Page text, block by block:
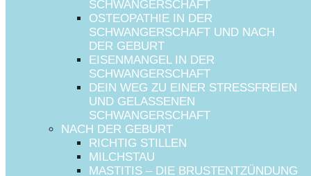
SCHWANGERSCHAFT
OSTEOPATHIE IN DER
SCHWANGERSCHAFT UND NACH
DER GEBURT
EISENMANGEL IN DER
SCHWANGERSCHAFT
DEIN WEG ZU EINER STRESSFREIEN
UND GELASSENEN
SCHWANGERSCHAFT
NACH DER GEBURT
RICHTIG STILLEN
MILCHSTAU
MASTITIS – DIE BRUSTENTZÜNDUNG
infizieren?
Der Mensch kann sich auf zwei Wegen direkt mit dem
Parasit anstecken.
1. Verzehr von zystenhaltigem Fleisch, dass nicht
ausreichend gekocht oder gegart wurde (mind. 2 Minuten
2. Orale Aufnahme der Eiblasen über Erde oder
Katzenstreu – z.B. bei Gartenarbeit, Katzenkloreinigen,
Salat ungenügend gewaschen etc.